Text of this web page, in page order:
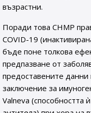
възрастни.
Поради това CHMP
COVID-19
бъде поне толкова
предпазване от
предоставените
заключение за
Valneva (способността